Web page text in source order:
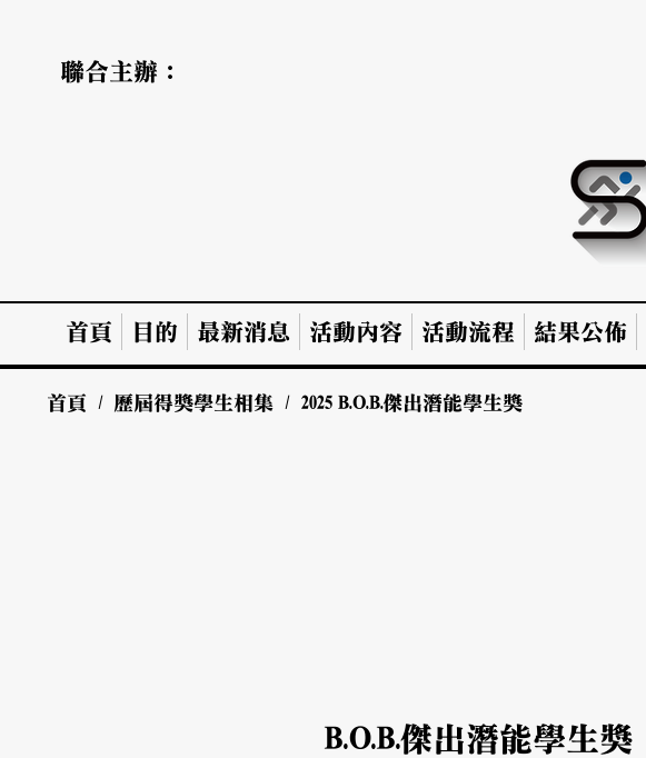
聯合主辦：
首頁 目的 最新消息 活動內容 活動流程 結果公佈
首頁 / 歷屆得獎學生相集 / 2025 B.O.B.傑出潛能學生獎
B.O.B.傑出潛能學生獎